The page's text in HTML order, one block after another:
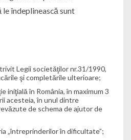
îndeplinească sunt
Legii societăţilor nr.31/1990,
şi completările ulterioare;
iniţială în România, în maximum 3
acesteia, în unul dintre
de schema de ajutor de
„întreprinderilor în dificultate”;